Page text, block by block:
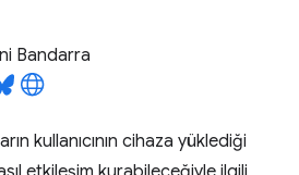
Bandarra
kullanıcının cihaza yüklediği